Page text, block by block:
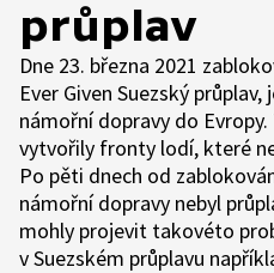
průplav
Dne 23. března 2021
Ever Given Suezský
námořní dopravy do
vytvořily fronty lodí, které
Po pěti dnech od
námořní dopravy nebyl
mohly projevit takovéto
v Suezském průplavu